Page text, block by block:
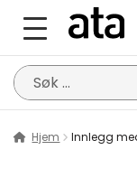
Søk
etter:
Hjem Innlegg